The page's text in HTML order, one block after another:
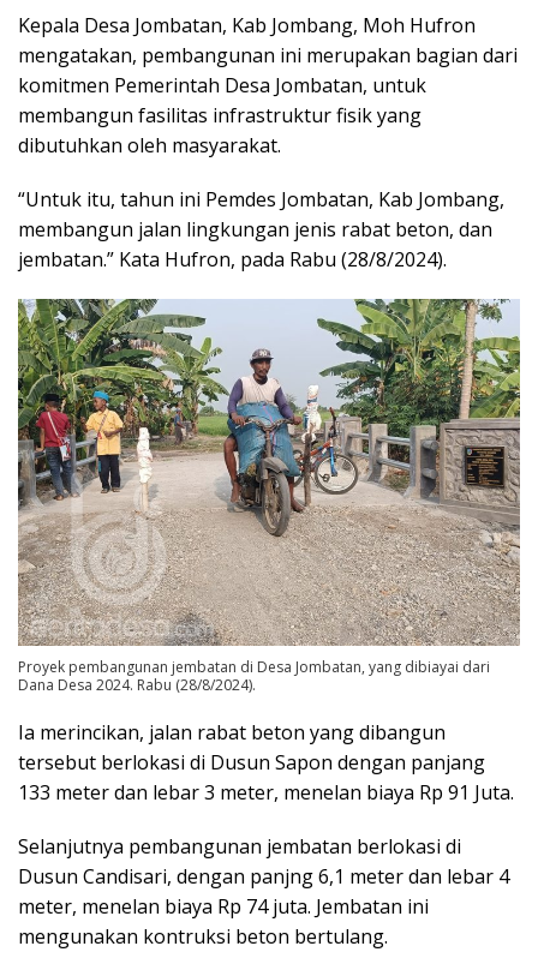
Kepala Desa Jombatan, Kab Jombang, Moh Hufron
mengatakan, pembangunan ini merupakan bagian dari
komitmen Pemerintah Desa Jombatan, untuk
membangun fasilitas infrastruktur fisik yang
dibutuhkan oleh masyarakat.
“Untuk itu, tahun ini Pemdes Jombatan, Kab Jombang,
membangun jalan lingkungan jenis rabat beton, dan
jembatan.” Kata Hufron, pada Rabu (28/8/2024).
Proyek pembangunan jembatan di Desa Jombatan, yang dibiayai dari
Dana Desa 2024. Rabu (28/8/2024).
Ia merincikan, jalan rabat beton yang dibangun
tersebut berlokasi di Dusun Sapon dengan panjang
133 meter dan lebar 3 meter, menelan biaya Rp 91 Juta.
Selanjutnya pembangunan jembatan berlokasi di
Dusun Candisari, dengan panjng 6,1 meter dan lebar 4
meter, menelan biaya Rp 74 juta. Jembatan ini
mengunakan kontruksi beton bertulang.